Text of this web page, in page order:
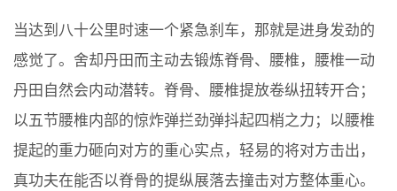
当达到八十公里时速一个紧急刹车，那就是进身发劲的
感觉了。舍却丹田而主动去锻炼脊骨、腰椎，腰椎一动
丹田自然会内动潜转。脊骨、腰椎提放卷纵扭转开合；
以五节腰椎内部的惊炸弹拦劲弹抖起四梢之力；以腰椎
提起的重力砸向对方的重心实点，轻易的将对方击出，
真功夫在能否以脊骨的提纵展落去撞击对方整体重心。